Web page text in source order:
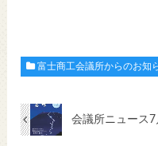
富士商工会議所からのお知
会議所ニュース7